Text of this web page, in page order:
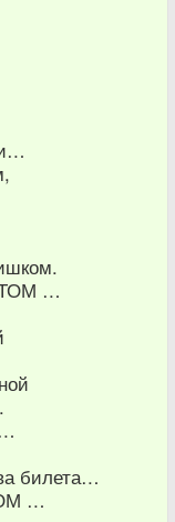
…
билета…
…